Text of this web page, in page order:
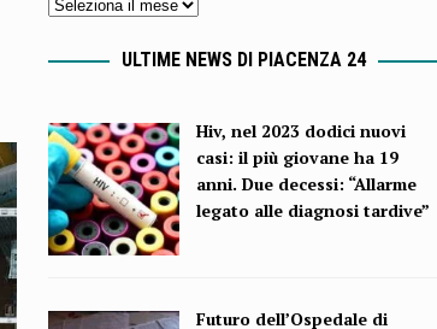
ULTIME NEWS DI PIACENZA 24
Hiv, nel 2023 dodici nuovi
casi: il più giovane ha 19
anni. Due decessi: “Allarme
legato alle diagnosi tardive”
Futuro dell’Ospedale di